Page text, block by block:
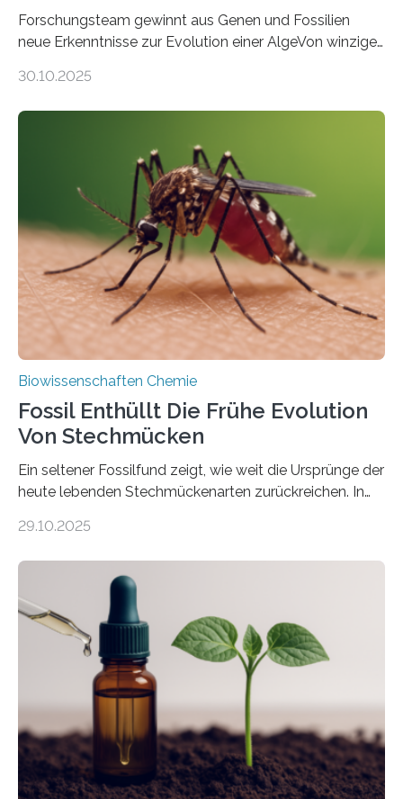
Forschungsteam gewinnt aus Genen und Fossilien
neue Erkenntnisse zur Evolution einer AlgeVon winzigen
Landpflanzen zählen zu den komplexesten
Grünalgen, die vor Hunderten von Millionen Jahren
lebten. Unter den Vorfahren sticht eine Gruppe heraus,
die noch heute in der Natur vorkommt: die
Süßwasseralge Coleochaetophyceae. Einige Arten
dieser Gruppe bilden aus Zellfäden dichte Geflechte
mit scheibenförmiger Gestalt. Was auffällig ist: Die
nächsten…
30.10.2025
Biowissenschaften Chemie
Fossil Enthüllt Die Frühe Evolution
Von Stechmücken
Ein seltener Fossilfund zeigt, wie weit die Ursprünge der
heute lebenden Stechmückenarten zurückreichen. In
Forschende die bisher älteste bekannte Stechmücken-
Region Kachin in Myanmar und hat sich in
ausgezeichnetem Zustand erhalten. Es konnte als neue
Art einer neuen Gattung beschrieben werden und trägt
nun den Namen Cretosabethes primaevus. Dieser erste
fossile Nachweis einer Stechmückenlarve in Bernstein
stellt gleichzeitig den ersten Fossilfund einer
Mückenlarve aus dem Mesozoikum dar, denn…
29.10.2025